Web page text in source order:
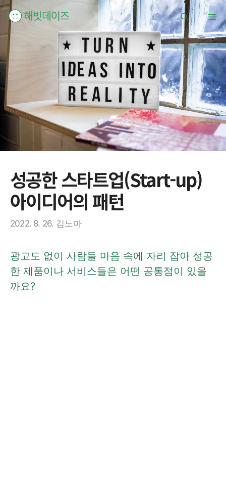
컨
츠
건
너
뛰
기
메
뉴
성공한 스타트업(Start-up)
아이디어의 패턴
2022. 8. 26. 김노마
광고도 없이 사람들 마음 속에 자리 잡아 성공
한 제품이나 서비스들은 어떤 공통점이 있을
까요?